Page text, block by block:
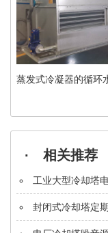
蒸发式冷凝器的循环
· 相关推荐
工业大型冷却塔
封闭式冷却塔定